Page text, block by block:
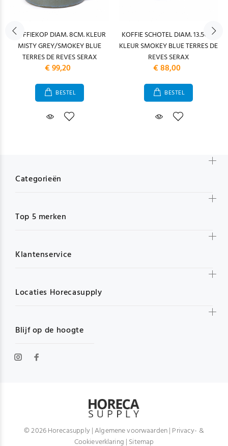
KOFFIEKOP DIAM. 8CM. KLEUR
MISTY GREY/SMOKEY BLUE
TERRES DE REVES SERAX
€ 99,20
BESTEL
KOFFIE SCHOTEL DIAM. 13.5CM.
KLEUR SMOKEY BLUE TERRES DE
REVES SERAX
€ 88,00
BESTEL
Blijf op de hoogte
Categorieën
Top 5 merken
Klantenservice
Locaties Horecasupply
© 2026 Horecasupply |Algemene voorwaarden| Privacy- &
Cookieverklaring | Sitemap